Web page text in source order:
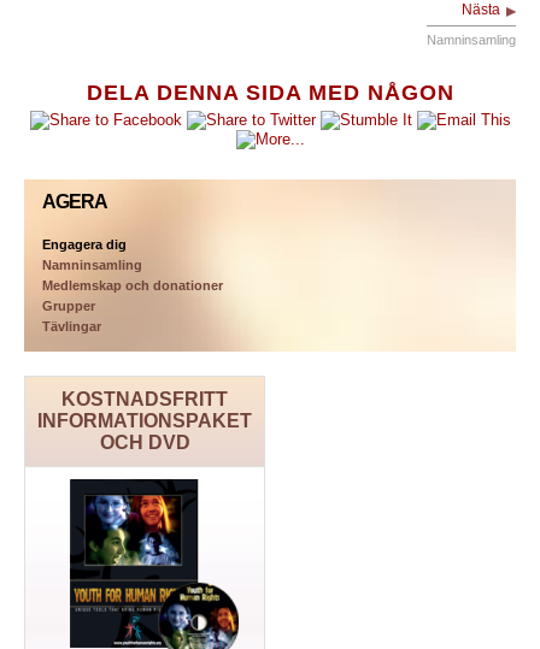
DELA DENNA SIDA MED NÅGON
AGERA
Engagera dig
Namninsamling
Medlemskap och donationer
Grupper
Tävlingar
KOSTNADSFRITT
INFORMATIONSPAKET
OCH DVD
Nästa
Namninsamling